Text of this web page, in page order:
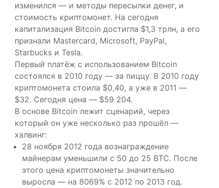
изменился — и методы пересылки денег, и
стоимость криптомонет. На сегодня
капитализация Bitcoin достигла $1,3 трлн, а его
признали Mastercard, Microsoft, PayPal,
Starbucks и Tesla.
Первый платёж с использованием Bitcoin
состоялся в 2010 году — за пиццу. В 2010 году
криптомонета стоила $0,40, а уже в 2011 —
$32. Сегодня цена — $59 204.
В основе Bitcoin лежит сценарий, через
который он уже несколько раз прошёл —
халвинг:
28 ноября 2012 года вознаграждение
майнерам уменьшили с 50 до 25 BTC. После
этого цена криптомонеты значительно
выросла — на 8069% с 2012 по 2013 год.